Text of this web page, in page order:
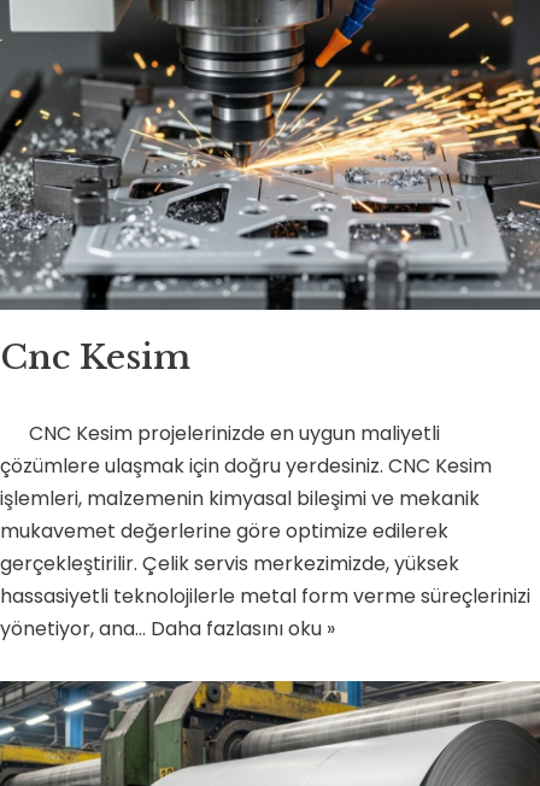
Cnc Kesim
CNC Kesim projelerinizde en uygun maliyetli
çözümlere ulaşmak için doğru yerdesiniz. CNC Kesim
işlemleri, malzemenin kimyasal bileşimi ve mekanik
mukavemet değerlerine göre optimize edilerek
gerçekleştirilir. Çelik servis merkezimizde, yüksek
hassasiyetli teknolojilerle metal form verme süreçlerinizi
yönetiyor, ana… Daha fazlasını oku »